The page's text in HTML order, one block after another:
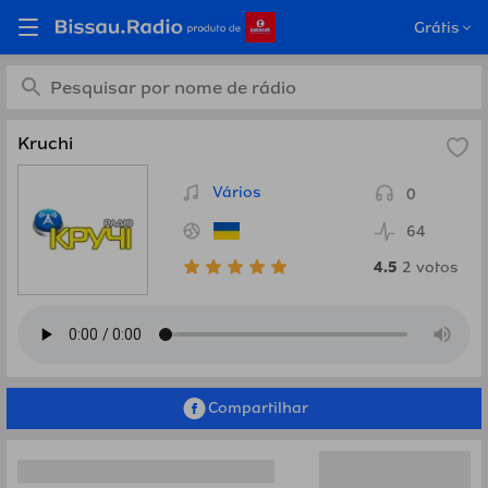
Grátis
Ouça Kruchi, Ucrânia em
Bissau.Radio
Kruchi
Vários
0
64
4.5 2 votos
Compartilhar